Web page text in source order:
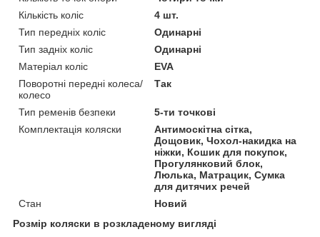
Кількість коліс
4 шт.
Тип передніх коліс
Одинарні
Тип задніх коліс
Одинарні
Матеріал коліс
EVA
Поворотні передні колеса/
колесо
Так
Тип ременів безпеки
5-ти точкові
Комплектація коляски
Антимоскітна сітка,
Дощовик, Чохол-накидка на
ніжки, Кошик для покупок,
Прогулянковий блок,
Люлька, Матрацик, Сумка
для дитячих речей
Стан
Новий
Розмір коляски в розкладеному вигляді